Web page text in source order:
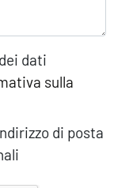
dati
sulla
di posta